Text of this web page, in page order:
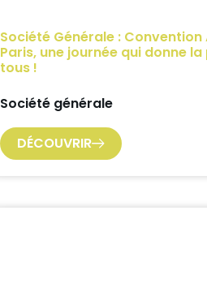
Société Générale :
Paris, une journée qui donne
tous !
Société générale
DÉCOUVRIR